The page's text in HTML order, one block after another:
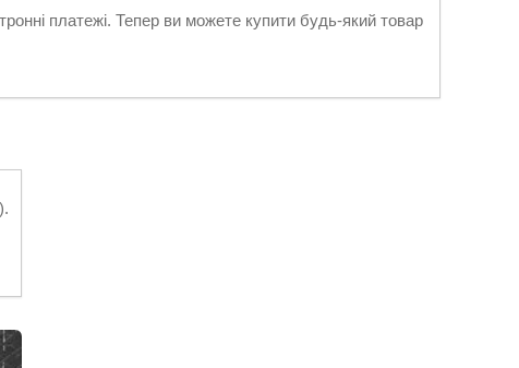
платежі. Тепер ви можете купити будь-який товар